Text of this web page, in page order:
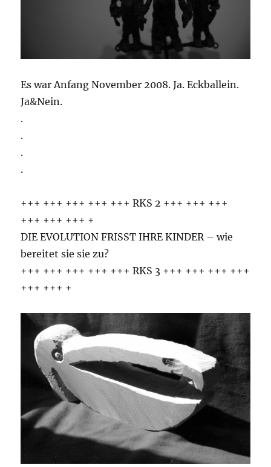
Es war Anfang November 2008. Ja. Eckballein.
Ja&Nein.
.
.
.
.
+++ +++ +++ +++ +++ RKS 2 +++ +++ +++
+++ +++ +++ +
DIE EVOLUTION FRISST IHRE KINDER – wie
bereitet sie sie zu?
+++ +++ +++ +++ +++ RKS 3 +++ +++ +++ +++
+++ +++ +